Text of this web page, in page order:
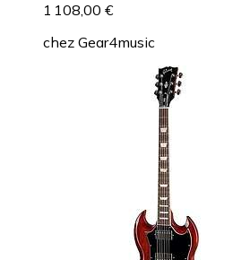
1 108,00 €
chez Gear4music